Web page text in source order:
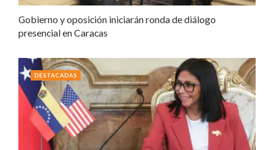
Gobierno y oposición iniciarán ronda de diálogo
presencial en Caracas
DESTACADAS